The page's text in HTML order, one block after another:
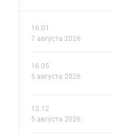
16.01
7 августа 2026
16.05
5 августа 2026
12.12
5 августа 2026